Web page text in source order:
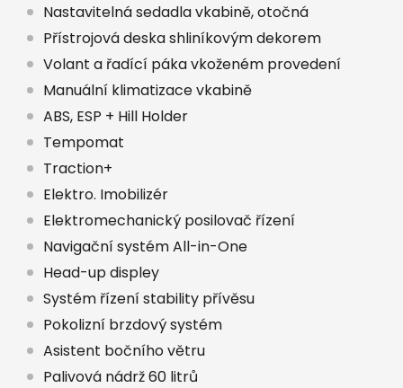
Nastavitelná sedadla vkabině, otočná
Přístrojová deska shliníkovým dekorem
Volant a řadící páka vkoženém provedení
Manuální klimatizace vkabině
ABS, ESP + Hill Holder
Tempomat
Traction+
Elektro. Imobilizér
Elektromechanický posilovač řízení
Navigační systém All-in-One
Head-up displey
Systém řízení stability přívěsu
Pokolizní brzdový systém
Asistent bočního větru
Palivová nádrž 60 litrů